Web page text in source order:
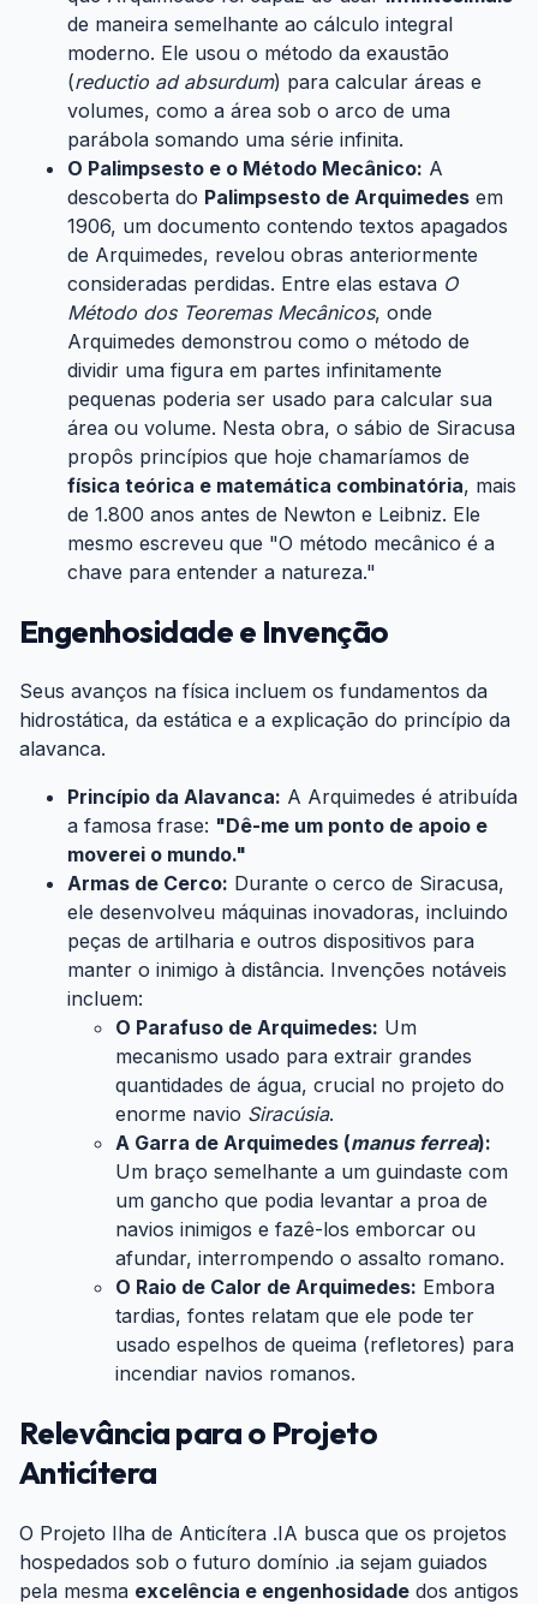
de maneira semelhante ao cálculo integral
moderno. Ele usou o método da exaustão
(reductio ad absurdum) para calcular áreas e
volumes, como a área sob o arco de uma
parábola somando uma série infinita.
O Palimpsesto e o Método Mecânico: A
descoberta do Palimpsesto de Arquimedes em
1906, um documento contendo textos apagados
de Arquimedes, revelou obras anteriormente
consideradas perdidas. Entre elas estava O
Método dos Teoremas Mecânicos, onde
Arquimedes demonstrou como o método de
dividir uma figura em partes infinitamente
pequenas poderia ser usado para calcular sua
área ou volume. Nesta obra, o sábio de Siracusa
propôs princípios que hoje chamaríamos de
física teórica e matemática combinatória, mais
de 1.800 anos antes de Newton e Leibniz. Ele
mesmo escreveu que "O método mecânico é a
chave para entender a natureza."
Engenhosidade e Invenção
Seus avanços na física incluem os fundamentos da
hidrostática, da estática e a explicação do princípio da
alavanca.
Princípio da Alavanca: A Arquimedes é atribuída
a famosa frase: "Dê-me um ponto de apoio e
moverei o mundo."
Armas de Cerco: Durante o cerco de Siracusa,
ele desenvolveu máquinas inovadoras, incluindo
peças de artilharia e outros dispositivos para
manter o inimigo à distância. Invenções notáveis
incluem:
O Parafuso de Arquimedes: Um
mecanismo usado para extrair grandes
quantidades de água, crucial no projeto do
enorme navio Siracúsia.
A Garra de Arquimedes (manus ferrea):
Um braço semelhante a um guindaste com
um gancho que podia levantar a proa de
navios inimigos e fazê-los emborcar ou
afundar, interrompendo o assalto romano.
O Raio de Calor de Arquimedes: Embora
tardias, fontes relatam que ele pode ter
usado espelhos de queima (refletores) para
incendiar navios romanos.
Relevância para o Projeto
Anticítera
O Projeto Ilha de Anticítera .IA busca que os projetos
hospedados sob o futuro domínio .ia sejam guiados
pela mesma excelência e engenhosidade dos antigos